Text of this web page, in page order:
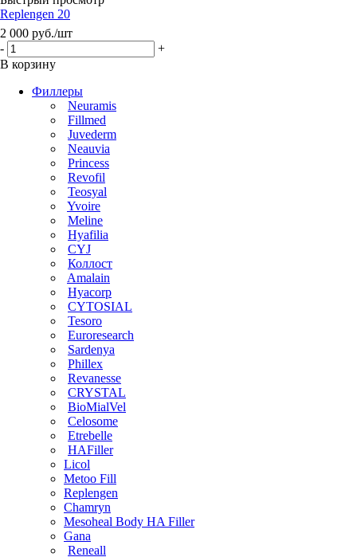
Replengen 20
2 000 руб./шт
-
+
В корзину
Филлеры
Neuramis
Fillmed
Juvederm
Neauvia
Princess
Revofil
Teosyal
Yvoire
Meline
Hyafilia
CYJ
Коллост
Amalain
Hyacorp
CYTOSIAL
Tesoro
Euroresearch
Sardenya
Phillex
Revanesse
CRYSTAL
BioMialVel
Celosome
Etrebelle
HAFiller
Licol
Metoo Fill
Replengen
Chamryn
Mesoheal Body HA Filler
Gana
Reneall